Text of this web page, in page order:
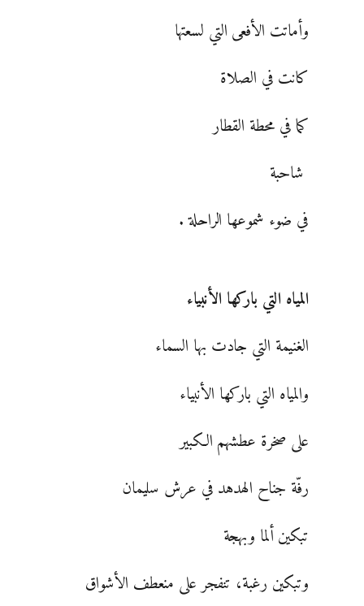
وأماتت الأفعى التي لسعتها
كانت في الصلاة
كما في محطة القطار
شاحبة
في ضوء شموعها الراحلة .
المياه التي باركها الأنبياء
الغنيمة التي جادت بها السماء
والمياه التي باركها الأنبياء
على صخرة عطشهم الكبير
رفّة جناح الهدهد في عرش سليمان
تبكين ألما وبهجة
وتبكين رغبة، تنفجر على منعطف الأشواق